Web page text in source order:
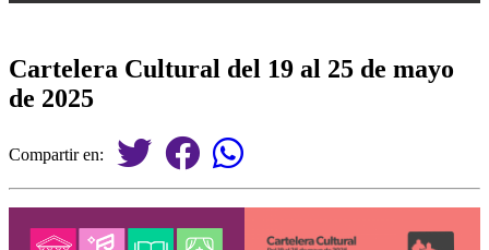
Cartelera Cultural del 19 al 25 de mayo
de 2025
Compartir en: